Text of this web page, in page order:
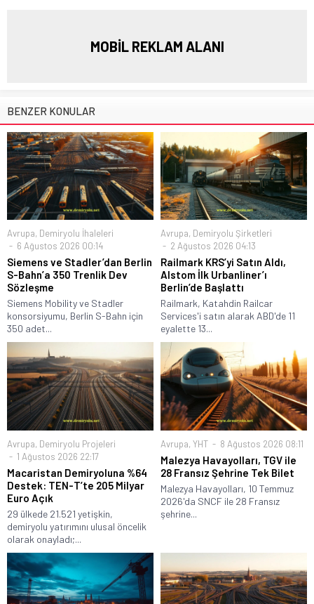
MOBİL REKLAM ALANI
BENZER KONULAR
Avrupa, Demiryolu İhaleleri
6 Ağustos 2026 00:14
Siemens ve Stadler’dan Berlin
S-Bahn’a 350 Trenlik Dev
Sözleşme
Siemens Mobility ve Stadler
konsorsiyumu, Berlin S-Bahn için
350 adet...
Avrupa, Demiryolu Şirketleri
2 Ağustos 2026 04:13
Railmark KRS’yi Satın Aldı,
Alstom İlk Urbanliner’ı
Berlin’de Başlattı
Railmark, Katahdin Railcar
Services'i satın alarak ABD'de 11
eyalette 13...
Avrupa, Demiryolu Projeleri
1 Ağustos 2026 22:17
Macaristan Demiryoluna %64
Destek: TEN-T’te 205 Milyar
Euro Açık
29 ülkede 21.521 yetişkin,
demiryolu yatırımını ulusal öncelik
olarak onayladı;...
Avrupa, YHT 8 Ağustos 2026 08:11
Malezya Havayolları, TGV ile
28 Fransız Şehrine Tek Bilet
Malezya Havayolları, 10 Temmuz
2026'da SNCF ile 28 Fransız
şehrine...